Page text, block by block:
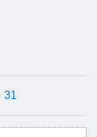
31